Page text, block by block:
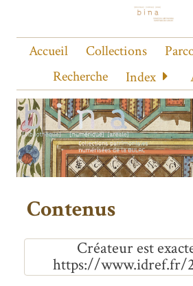
Accueil Collections
Recherche
Index
Contenus
Créateur est
https://www.idref.fr/